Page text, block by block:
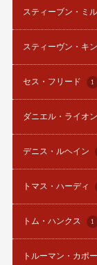
スティーブン・ミ
スティーヴン・キ
セス・フリード 1
ダニエル・ライオ
デニス・ルヘイン
トマス・ハーディ
トム・ハンクス 1
トルーマン・カポ